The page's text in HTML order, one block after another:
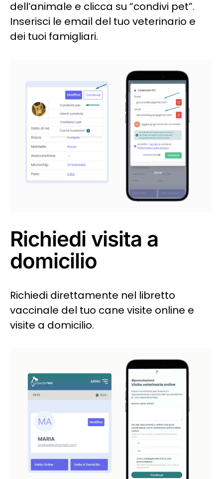
dell’animale e clicca su “condivi pet”.
Inserisci le email del tuo veterinario e
dei tuoi famigliari.
Richiedi visita a
domicilio
Richiedi direttamente nel libretto
vaccinale del tuo cane visite online e
visite a domicilio.